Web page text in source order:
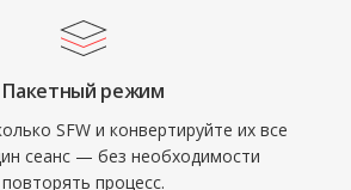
Пакетный режим
SFW и конвертируйте их все
сеанс — без необходимости
повторять процесс.